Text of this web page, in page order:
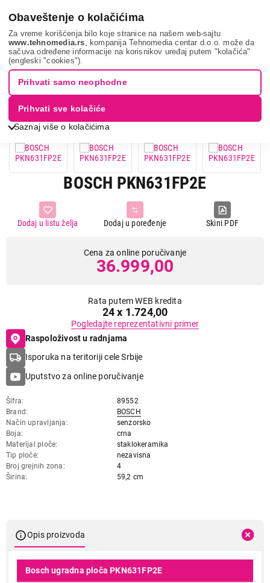
Obaveštenje o kolačićima
Za vreme korišćenja bilo koje stranice na našem web-sajtu
www.tehnomedia.rs , kompanija Tehnomedia centar d.o.o. može da
sačuva određene informacije na korisnikov uređaj putem "kolačića"
(engleski "cookies").
Saznaj više o kolačićima
Prihvati samo neophodne
Prihvati sve kolačiće
Bela tehnika Ugradne ploče
Ugradne staklokeramičke ploče
Bosch pkn631fp2...
BOSCH PKN631FP2E
Skini PDF
Dodaj u poređenje
Dodaj u listu želja
Cena za online poručivanje
36.999,00
Rata putem WEB kredita
24 x 1.724,00
Pogledajte reprezentativni primer
Raspoloživost u radnjama
Isporuka na teritoriji cele Srbije
Uputstvo za online poručivanje
Šifra
89552
Brand
BOSCH
Način upravljanja
senzorsko
Boja
crna
Materijal ploče
staklokeramika
Tip ploče
nezavisna
Broj grejnih zona
4
Širina
59,2 cm
Opis proizvoda
Bosch ugradna ploča PKN631FP2E